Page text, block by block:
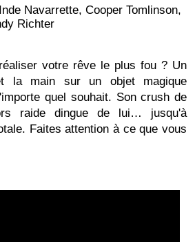
Navarrette, Cooper Tomlinson,
Richter
votre rêve le plus fou ? Un
la main sur un objet magique
quel souhait. Son crush de
raide dingue de lui… jusqu'à
Faites attention à ce que vous